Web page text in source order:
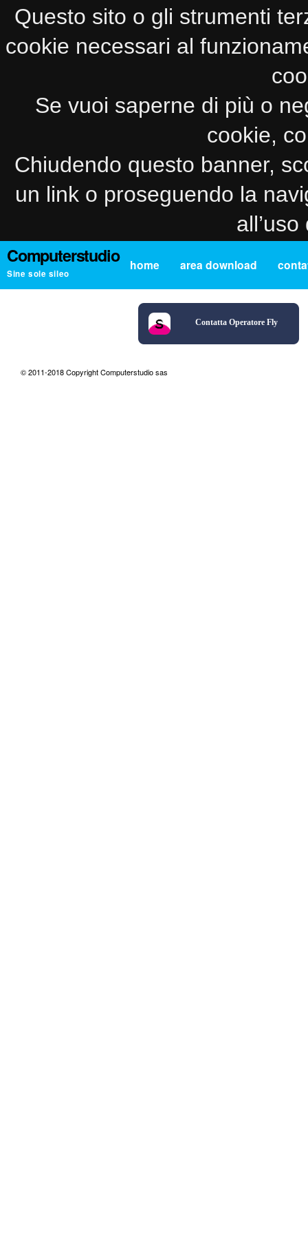
Questo sito o gli strumenti
cookie necessari al
Se vuoi saperne di più o
cookie,
Chiudendo questo banner,
un link o proseguendo la
Computerstudio
Sine sole sileo
home area download
Contatta Operatore Fly
© 2011-2018 Copyright Computerstudio sas